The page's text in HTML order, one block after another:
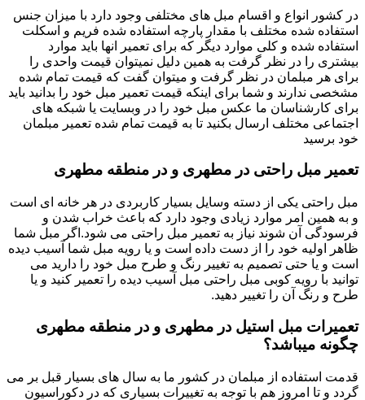
در کشور انواع و اقسام مبل های مختلفی وجود دارد با میزان جنس
استفاده شده مختلف با مقدار پارچه استفاده شده فریم و اسکلت
استفاده شده و کلی موارد دیگر که برای تعمیر انها باید موارد
بیشتری را در نظر گرفت به همین دلیل نمیتوان قیمت واحدی را
برای هر مبلمان در نظر گرفت و میتوان گفت که قیمت تمام شده
مشخصی ندارند و شما برای اینکه قیمت تعمیر مبل خود را بدانید باید
برای کارشناسان ما عکس مبل خود را در وبسایت یا شبکه های
اجتماعی مختلف ارسال بکنید تا به قیمت تمام شده تعمیر مبلمان
خود برسید
تعمیر مبل راحتی در مطهری و در منطقه مطهری
مبل راحتی یکی از دسته وسایل بسیار کاربردی در هر خانه ای است
و به همین امر موارد زیادی وجود دارد که باعث خراب شدن و
فرسودگی آن شوند نیاز به تعمیر مبل راحتی می شود.اگر مبل شما
ظاهر اولیه خود را از دست داده است و یا رویه مبل شما آسیب دیده
است و یا حتی تصمیم به تغییر رنگ و طرح مبل خود را دارید می
توانید با رویه کوبی مبل راحتی مبل آسیب دیده را تعمیر کنید و یا
طرح و رنگ آن را تغییر دهید.
تعمیرات مبل استیل در مطهری و در منطقه مطهری
چگونه میباشد؟
قدمت استفاده از مبلمان در کشور ما به سال های بسیار قبل بر می
گردد و تا امروز هم با توجه به تغییرات بسیاری که در دکوراسیون